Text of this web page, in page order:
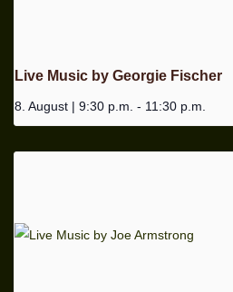
Live Music by Georgie Fischer
8. August | 9:30 p.m. - 11:30 p.m.